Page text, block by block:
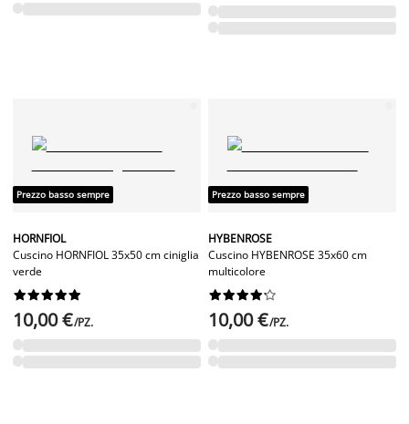
Prezzo basso sempre
HORNFIOL
Cuscino HORNFIOL 35x50 cm ciniglia
verde






10,00 €/PZ.
Prezzo basso sempre
HYBENROSE
Cuscino HYBENROSE 35x60 cm
multicolore






10,00 €/PZ.